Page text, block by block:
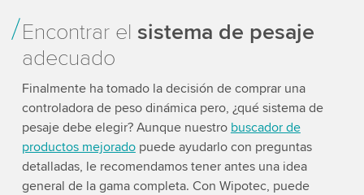
Encontrar el sistema de pesaje
adecuado
Finalmente ha tomado la decisión de comprar una
controladora de peso dinámica pero, ¿qué sistema de
pesaje debe elegir? Aunque nuestro buscador de
productos mejoradopuede ayudarlo con preguntas
detalladas, le recomendamos tener antes una idea
general de la gama completa. Con Wipotec, puede